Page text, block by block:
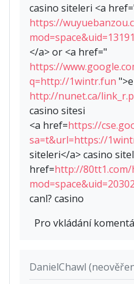
casino siteleri <a
https://
</a> or <a href="
https://
q=http://1wintr.fun
http://nunet.ca/
casino sitesi
<a href=https://
sa=t&url=https://
siteleri</a> casino
href=http://80tt1.com/
canl? casino
Pro vkládání
DanielChawl